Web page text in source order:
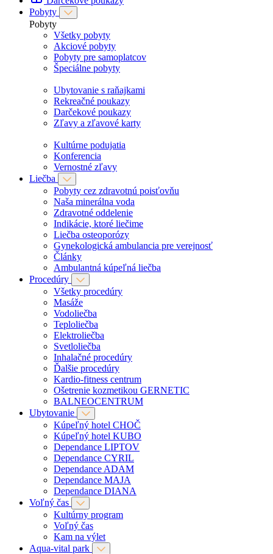
Pobyty
Pobyty
Všetky pobyty
Akciové pobyty
Pobyty pre samoplatcov
Špeciálne pobyty
Ubytovanie s raňajkami
Rekreačné poukazy
Darčekové poukazy
Zľavy a zľavové karty
Kultúrne podujatia
Konferencia
Vernostné zľavy
Liečba
Pobyty cez zdravotnú poisťovňu
Naša minerálna voda
Zdravotné oddelenie
Indikácie, ktoré liečime
Liečba osteoporózy
Gynekologická ambulancia pre verejnosť
Články
Ambulantná kúpeľná liečba
Procedúry
Všetky procedúry
Masáže
Vodoliečba
Teploliečba
Elektroliečba
Svetloliečba
Inhalačné procedúry
Ďalšie procedúry
Kardio-fitness centrum
Ošetrenie kozmetikou GERNETIC
BALNEOCENTRUM
Ubytovanie
Kúpeľný hotel CHOČ
Kúpeľný hotel KUBO
Dependance LIPTOV
Dependance CYRIL
Dependance ADAM
Dependance MAJA
Dependance DIANA
Voľný čas
Kultúrny program
Voľný čas
Kam na výlet
Aqua-vital park